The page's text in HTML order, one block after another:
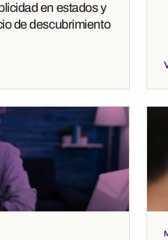
en estados y
de descubrimiento